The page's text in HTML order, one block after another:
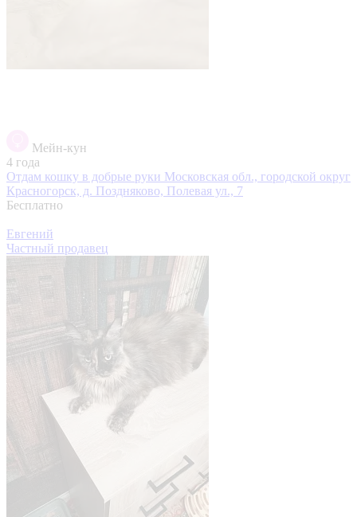
Мейн-кун
4 года
Отдам кошку в добрые руки Московская обл., городской округ
Красногорск, д. Поздняково, Полевая ул., 7
Бесплатно
Евгений
Частный продавец